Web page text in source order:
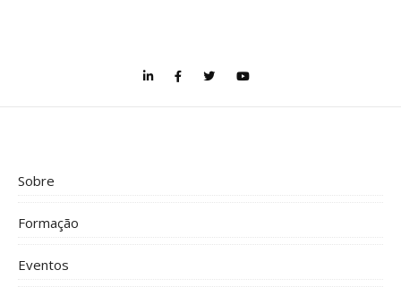
Sobre
Formação
Eventos